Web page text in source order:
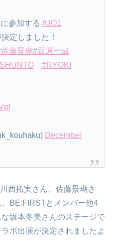
参加する #JO1
定しました！
藤景瑚#豆原一成
#RYOKI
December
西拓実さん、佐藤景瑚さ
BE:FIRSTとメンバー他4
坂本冬美さんのステージで
ボ出演が決定されましたよ